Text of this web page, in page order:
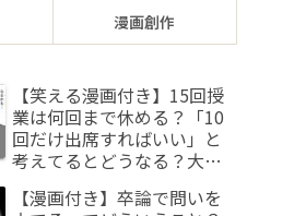
漫画創作
【笑える漫画付き】15回授
業は何回まで休める？「10
回だけ出席すればいい」と
考えてるとどうなる？大学
しい理解とは
【漫画付き】卒論で問いを